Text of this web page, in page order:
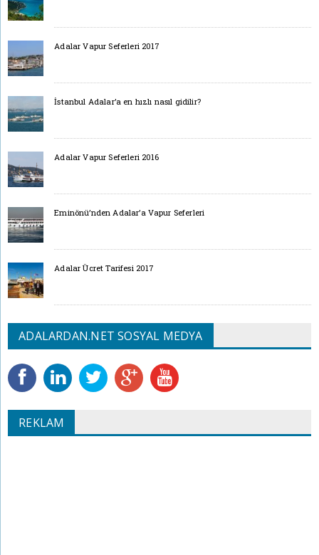
Adalar Vapur Seferleri 2017
İstanbul Adalar’a en hızlı nasıl gidilir?
Adalar Vapur Seferleri 2016
Eminönü’nden Adalar’a Vapur Seferleri
Adalar Ücret Tarifesi 2017
ADALARDAN.NET SOSYAL MEDYA
REKLAM